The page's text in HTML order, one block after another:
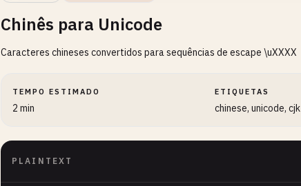
Chinês para Unicode
Caracteres chineses convertidos para sequências de escape \uXXXX
TEMPO ESTIMADO
2 min
ETIQUETAS
chinese, unicode, cjk
PLAINTEXT